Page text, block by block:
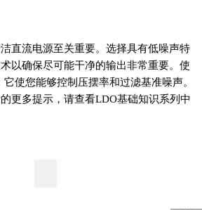
直流电源至关重要。选择具有低噪声特
以确保尽可能干净的输出非常重要。使
它使您能够控制压摆率和过滤基准噪声。
更多提示，请查看LDO基础知识系列中